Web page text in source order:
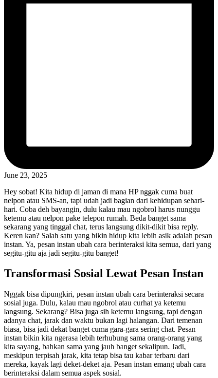
June 23, 2025
Hey sobat! Kita hidup di jaman di mana HP nggak cuma buat
nelpon atau SMS-an, tapi udah jadi bagian dari kehidupan sehari-
hari. Coba deh bayangin, dulu kalau mau ngobrol harus nunggu
ketemu atau nelpon pake telepon rumah. Beda banget sama
sekarang yang tinggal chat, terus langsung dikit-dikit bisa reply.
Keren kan? Salah satu yang bikin hidup kita lebih asik adalah pesan
instan. Ya, pesan instan ubah cara berinteraksi kita semua, dari yang
segitu-gitu aja jadi segitu-gitu banget!
Transformasi Sosial Lewat Pesan Instan
Nggak bisa dipungkiri, pesan instan ubah cara berinteraksi secara
sosial juga. Dulu, kalau mau ngobrol atau curhat ya ketemu
langsung. Sekarang? Bisa juga sih ketemu langsung, tapi dengan
adanya chat, jarak dan waktu bukan lagi halangan. Dari temenan
biasa, bisa jadi dekat banget cuma gara-gara sering chat. Pesan
instan bikin kita ngerasa lebih terhubung sama orang-orang yang
kita sayang, bahkan sama yang jauh banget sekalipun. Jadi,
meskipun terpisah jarak, kita tetap bisa tau kabar terbaru dari
mereka, kayak lagi deket-deket aja. Pesan instan emang ubah cara
berinteraksi dalam semua aspek sosial.